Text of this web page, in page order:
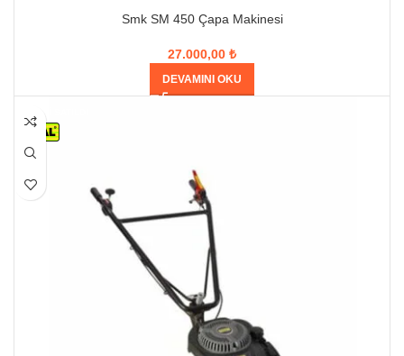
Smk SM 450 Çapa Makinesi
27.000,00 ₺
DEVAMINI OKU